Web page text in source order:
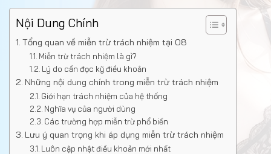
Nội Dung Chính
Tổng quan về miễn trừ trách nhiệm tại O8
Miễn trừ trách nhiệm là gì?
Lý do cần đọc kỹ điều khoản
Những nội dung chính trong miễn trừ trách nhiệm
Giới hạn trách nhiệm của hệ thống
Nghĩa vụ của người dùng
Các trường hợp miễn trừ phổ biến
Lưu ý quan trọng khi áp dụng miễn trừ trách nhiệm
Luôn cập nhật điều khoản mới nhất